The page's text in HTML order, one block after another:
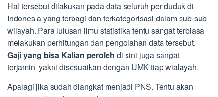
Hal tersebut dilakukan pada data seluruh penduduk di
Indonesia yang terbagi dan terkategorisasi dalam sub-sub
wilayah. Para lulusan ilmu statistika tentu sangat terbiasa
melakukan perhitungan dan pengolahan data tersebut.
Gaji yang bisa Kalian peroleh di sini juga sangat
terjamin, yakni disesuaikan dengan UMK tiap wialayah.
Apalagi jika sudah diangkat menjadi PNS. Tentu akan